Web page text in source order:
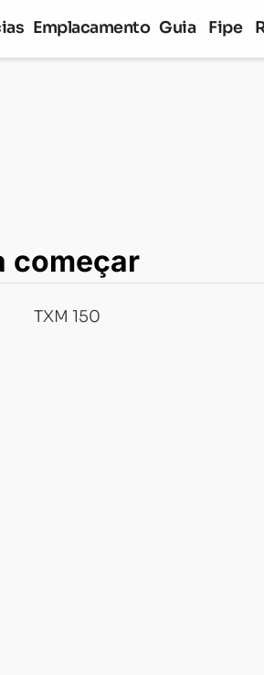
Emplacamento Guia Fipe
começar